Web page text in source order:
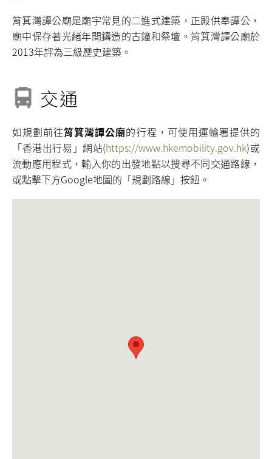
筲箕灣譚公廟是廟宇常見的二進式建築，正殿供奉譚公，
廟中保存著光緒年間鑄造的古鐘和祭壇。筲箕灣譚公廟於
2013年評為三級歷史建築。
交通
如規劃前往筲箕灣譚公廟的行程，可使用運輸署提供的
「香港出行易」網站(https://www.hkemobility.gov.hk)或
流動應用程式，輸入你的出發地點以搜尋不同交通路線，
或點擊下方Google地圖的「規劃路線」按鈕。